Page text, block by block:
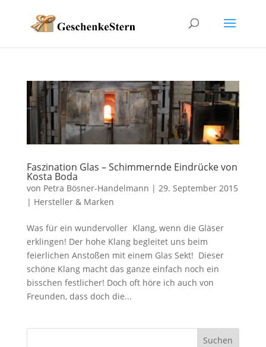
Faszination Glas – Schimmernde Eindrücke von
Kosta Boda
von Petra Bösner-Handelmann | 29. September 2015
| Hersteller & Marken
Was für ein wundervoller Klang, wenn die Gläser
erklingen! Der hohe Klang begleitet uns beim
feierlichen Anstoßen mit einem Glas Sekt! Dieser
schöne Klang macht das ganze einfach noch ein
bisschen festlicher! Doch oft höre ich auch von
Freunden, dass doch die...